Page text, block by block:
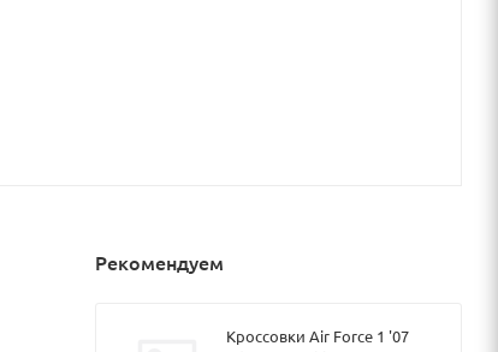
Рекомендуем
Кроссовки Air Force 1 '07